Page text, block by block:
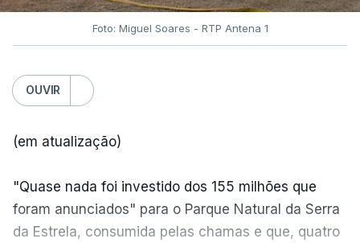
Foto: Miguel Soares - RTP Antena 1
OUVIR
(em atualização)
"Quase nada foi investido dos 155 milhões que
foram anunciados" para o Parque Natural da Serra
da Estrela, consumida pelas chamas e que, quatro